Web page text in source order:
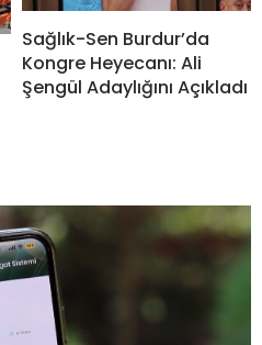
Sağlık-Sen Burdur’da
Kongre Heyecanı: Ali
Şengül Adaylığını Açıkladı